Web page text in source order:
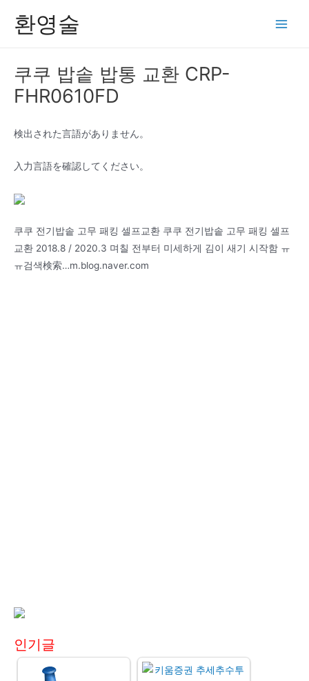
환영술
쿠쿠 밥솥 밥통 교환 CRP-
FHR0610FD
検出された言語がありません。
入力言語を確認してください。
쿠쿠 전기밥솥 고무 패킹 셀프교환 쿠쿠 전기밥솥 고무 패킹 셀프
교환 2018.8 / 2020.3 며칠 전부터 미세하게 김이 새기 시작함 ㅠ
ㅠ검색検索…m.blog.naver.com
인기글